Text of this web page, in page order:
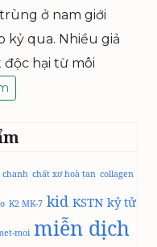
ở nam giới
kỷ qua. Nhiều giả
hại từ môi
chanh chất xơ hoà tan collagen
K2 MK-7 kid KSTN kỷ tử
moi miễn dịch